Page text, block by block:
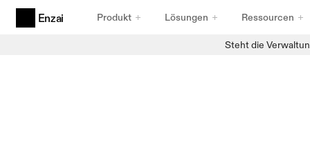
Steht die
Enzai Produkt Lösungen Ressourcen